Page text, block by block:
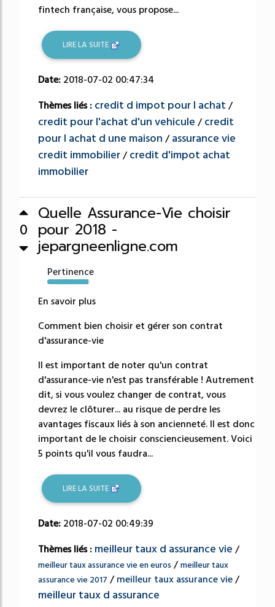
fintech française, vous propose...
LIRE LA SUITE
Date: 2018-07-02 00:47:34
Thèmes liés : credit d impot pour l achat /
credit pour l'achat d'un vehicule /credit
pour l achat d une maison /assurance vie
credit immobilier/credit d'impot achat
immobilier
0
Quelle Assurance-Vie choisir
pour 2018 -
jepargneenligne.com
Pertinence
95%
En savoir plus
Comment bien choisir et gérer son contrat
d'assurance-vie
Il est important de noter qu'un contrat
d'assurance-vie n'est pas transférable ! Autrement
dit, si vous voulez changer de contrat, vous
devrez le clôturer... au risque de perdre les
avantages fiscaux liés à son ancienneté. Il est donc
important de le choisir consciencieusement. Voici
5 points qu'il vous faudra...
LIRE LA SUITE
Date: 2018-07-02 00:49:39
Thèmes liés : meilleur taux d assurance vie /
meilleur taux assurance vie en euros /meilleur taux
assurance vie 2017 /meilleur taux assurance vie/
meilleur taux d assurance